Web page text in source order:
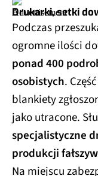
Drukarki, setki
Podczas
ogromne ilości
ponad 400
osobistych .
blankiety
jako utracone.
specjalistyczne
produkcji
Na miejscu